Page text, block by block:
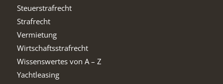
Steuerstrafrecht
Strafrecht
Vermietung
Wirtschaftsstrafrecht
Wissenswertes von A – Z
Yachtleasing